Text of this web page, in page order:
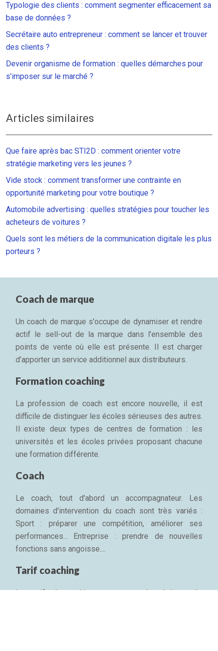
Typologie des clients : comment segmenter efficacement sa
base de données ?
Secrétaire auto entrepreneur : comment se lancer et trouver
des clients ?
Devenir organisme de formation : quelles démarches pour
s’imposer sur le marché ?
Articles similaires
Que faire après bac STI2D : comment orienter votre
stratégie marketing vers les jeunes ?
Vide stock : comment transformer une contrainte en
opportunité marketing pour votre boutique ?
Automobile advertising : quelles stratégies pour toucher les
acheteurs de voitures ?
Quels sont les métiers de la communication digitale les plus
porteurs ?
Coach de marque
Un coach de marque s'occupe de dynamiser et rendre
actif le sell-out de la marque dans l’ensemble des
points de vente où elle est présente. Il est charger
d’apporter un service additionnel aux distributeurs.
Formation coaching
La profession de coach est encore nouvelle, il est
difficile de distinguer les écoles sérieuses des autres.
Il existe deux types de centres de formation : les
universités et les écoles privées proposant chacune
une formation différente.
Coach
Le coach, tout d'abord un accompagnateur. Les
domaines d'intervention du coach sont très variés :
Sport : préparer une compétition, améliorer ses
performances... Entreprise : prendre de nouvelles
fonctions sans angoisse....
Tarif coaching
Les tarifs du coaching ne sont pas plus réglementés